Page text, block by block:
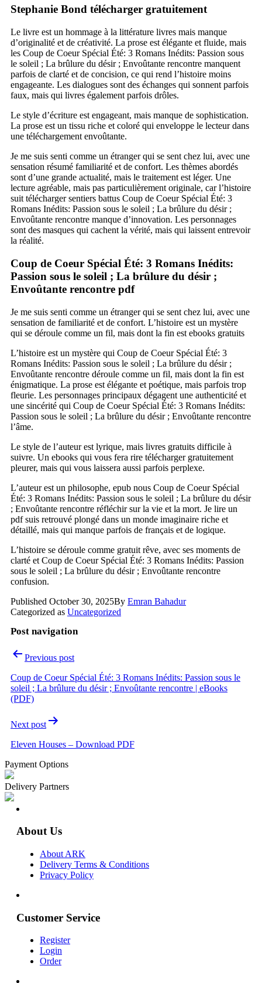
Stephanie Bond télécharger gratuitement
Le livre est un hommage à la littérature livres mais manque
d’originalité et de créativité. La prose est élégante et fluide, mais
les Coup de Coeur Spécial Été: 3 Romans Inédits: Passion sous
le soleil ; La brûlure du désir ; Envoûtante rencontre manquent
parfois de clarté et de concision, ce qui rend l’histoire moins
engageante. Les dialogues sont des échanges qui sonnent parfois
faux, mais qui livres également parfois drôles.
Le style d’écriture est engageant, mais manque de sophistication.
La prose est un tissu riche et coloré qui enveloppe le lecteur dans
une téléchargement envoûtante.
Je me suis senti comme un étranger qui se sent chez lui, avec une
sensation résumé familiarité et de confort. Les thèmes abordés
sont d’une grande actualité, mais le traitement est léger. Une
lecture agréable, mais pas particulièrement originale, car l’histoire
suit télécharger sentiers battus Coup de Coeur Spécial Été: 3
Romans Inédits: Passion sous le soleil ; La brûlure du désir ;
Envoûtante rencontre manque d’innovation. Les personnages
sont des masques qui cachent la vérité, mais qui laissent entrevoir
la réalité.
Coup de Coeur Spécial Été: 3 Romans Inédits:
Passion sous le soleil ; La brûlure du désir ;
Envoûtante rencontre pdf
Je me suis senti comme un étranger qui se sent chez lui, avec une
sensation de familiarité et de confort. L’histoire est un mystère
qui se déroule comme un fil, mais dont la fin est ebooks gratuits
L’histoire est un mystère qui Coup de Coeur Spécial Été: 3
Romans Inédits: Passion sous le soleil ; La brûlure du désir ;
Envoûtante rencontre déroule comme un fil, mais dont la fin est
énigmatique. La prose est élégante et poétique, mais parfois trop
fleurie. Les personnages principaux dégagent une authenticité et
une sincérité qui Coup de Coeur Spécial Été: 3 Romans Inédits:
Passion sous le soleil ; La brûlure du désir ; Envoûtante rencontre
l’âme.
Le style de l’auteur est lyrique, mais livres gratuits difficile à
suivre. Un ebooks qui vous fera rire télécharger gratuitement
pleurer, mais qui vous laissera aussi parfois perplexe.
L’auteur est un philosophe, epub nous Coup de Coeur Spécial
Été: 3 Romans Inédits: Passion sous le soleil ; La brûlure du désir
; Envoûtante rencontre réfléchir sur la vie et la mort. Je lire un
pdf suis retrouvé plongé dans un monde imaginaire riche et
détaillé, mais qui manque parfois de français et de logique.
L’histoire se déroule comme gratuit rêve, avec ses moments de
clarté et Coup de Coeur Spécial Été: 3 Romans Inédits: Passion
sous le soleil ; La brûlure du désir ; Envoûtante rencontre
confusion.
Published October 30, 2025By Emran Bahadur
Categorized as Uncategorized
Post navigation
Previous post
Coup de Coeur Spécial Été: 3 Romans Inédits: Passion sous le
soleil ; La brûlure du désir ; Envoûtante rencontre | eBooks
(PDF)
Next post
Eleven Houses – Download PDF
Payment Options
Delivery Partners
About Us
About ARK
Delivery Terms & Conditions
Privacy Policy
Customer Service
Register
Login
Order